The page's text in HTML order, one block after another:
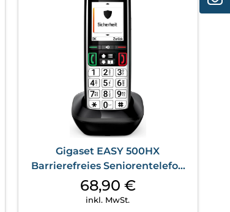
Gigaset EASY 500HX
Barrierefreies Seniorentelefon
nur Mobilteil Schwarz/Silber
68,90 €
inkl. MwSt.